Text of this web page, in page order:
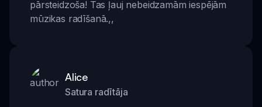
pārsteidzoša! Tas ļauj nebeidzamām iespējām
mūzikas radīšanā.,,
Alice
Satura radītāja